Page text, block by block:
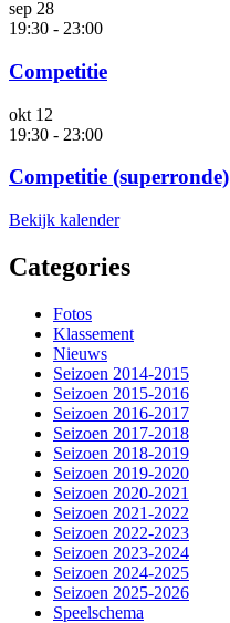
sep 28
19:30 - 23:00
Competitie
okt 12
19:30 - 23:00
Competitie (superronde)
Bekijk kalender
Categories
Fotos
Klassement
Nieuws
Seizoen 2014-2015
Seizoen 2015-2016
Seizoen 2016-2017
Seizoen 2017-2018
Seizoen 2018-2019
Seizoen 2019-2020
Seizoen 2020-2021
Seizoen 2021-2022
Seizoen 2022-2023
Seizoen 2023-2024
Seizoen 2024-2025
Seizoen 2025-2026
Speelschema